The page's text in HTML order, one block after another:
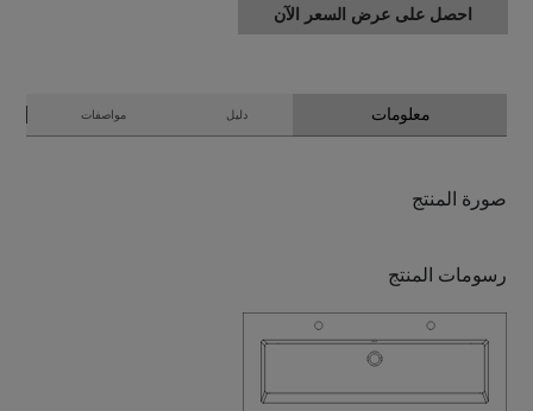
احصل على عرض السعر الآن
معلومات دليل مواصفات
صورة المنتج
رسومات المنتج